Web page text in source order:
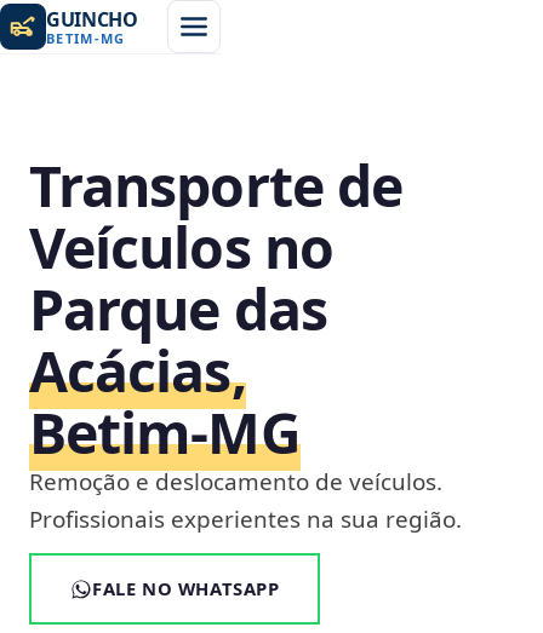
GUINCHO
BETIM-MG
Transporte de
Veículos no
Parque das
Acácias,
Betim‑MG
Remoção e deslocamento de veículos.
Profissionais experientes na sua região.
FALE NO WHATSAPP